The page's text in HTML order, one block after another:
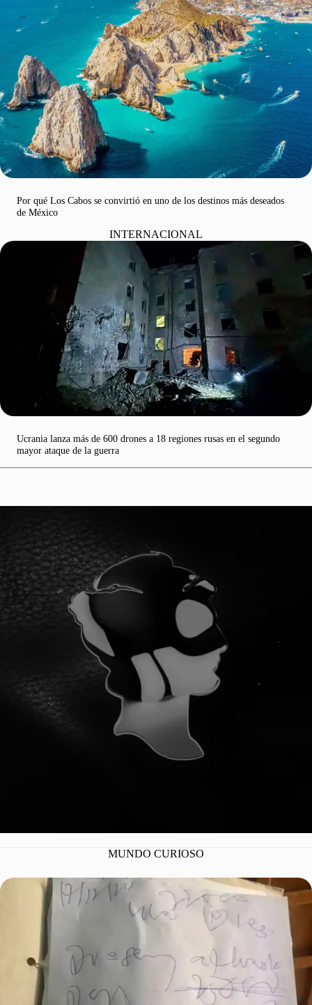
Por qué Los Cabos se convirtió en uno de los destinos más deseados
de México
INTERNACIONAL
Ucrania lanza más de 600 drones a 18 regiones rusas en el segundo
mayor ataque de la guerra
SOMOS
MUNDO CURIOSO